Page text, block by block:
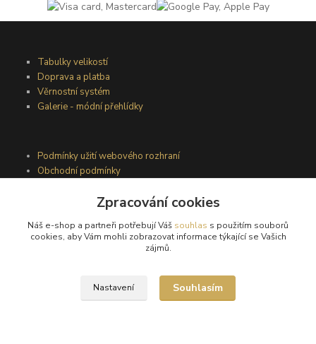
Tabulky velikostí
Doprava a platba
Věrnostní systém
Galerie - módní přehlídky
Podmínky užití webového rozhraní
Obchodní podmínky
Zpracování cookies
Náš e-shop a partneři potřebují Váš souhlas s použitím souborů
cookies, aby Vám mohli zobrazovat informace týkající se Vašich
zájmů.
Nastavení Souhlasím